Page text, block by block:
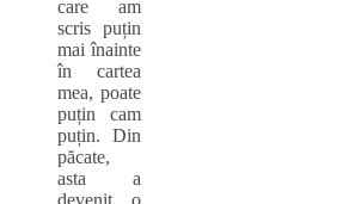
care am
scris puțin
mai înainte
în cartea
mea, poate
puțin cam
puțin. Din
păcate,
asta a
devenit o